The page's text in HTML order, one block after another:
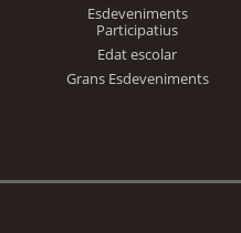
Trinidad Alfonso
Esdeveniments
Participatius
Edat escolar
Grans Esdeveniments